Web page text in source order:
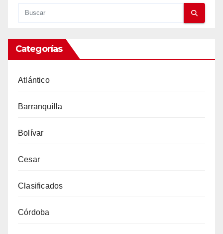
Categorías
Atlántico
Barranquilla
Bolívar
Cesar
Clasificados
Córdoba